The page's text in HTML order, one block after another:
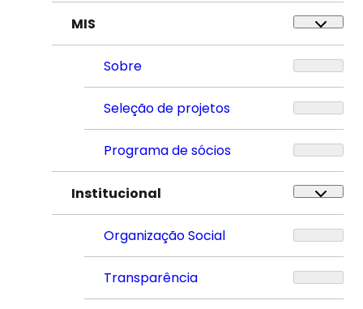
MIS
Sobre
Seleção de projetos
Programa de sócios
Institucional
Organização Social
Transparência